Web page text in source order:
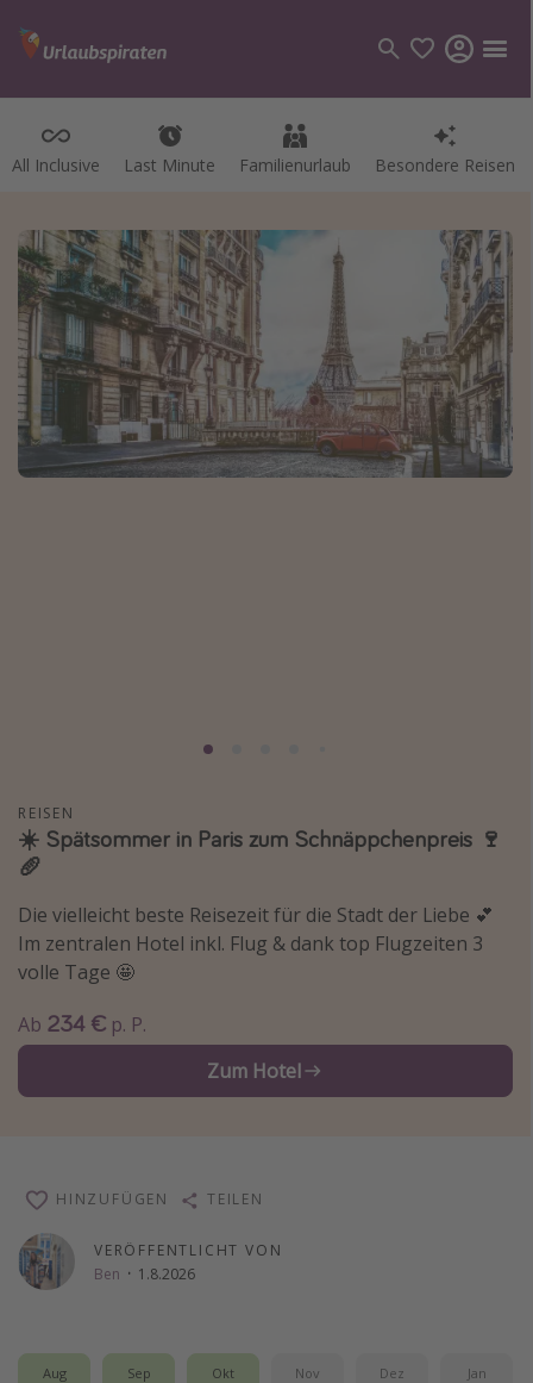
All Inclusive Last Minute Familienurlaub Besondere Reisen
Kategorien
Hotel
Pauschalreisen
Kreuzfahrten
Reiseziele
Alle Reiseziele
Japan Rundreise
Alle Reisethemen
Wellnessurlaub
Disneyland Paris
Roadtrips
Wochenendtrip
Gruppenreisen
Hotels in Hamburg
Hotels in Amsterdam
REISEN
☀️ Spätsommer in Paris zum Schnäppchenpreis 🍷
🥖
Die vielleicht beste Reisezeit für die Stadt der Liebe 💕
Im zentralen Hotel inkl. Flug & dank top Flugzeiten 3
volle Tage 🤩
Ab 234 € p. P.
Zum Hotel
VERÖFFENTLICHT VON
Ben · 1.8.2026
HINZUFÜGEN TEILEN
Aug Sep Okt Nov Dez Jan